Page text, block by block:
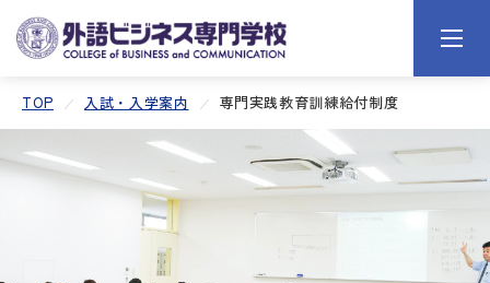
TOP 入試・入学案内 専門実践教育訓練給付制度